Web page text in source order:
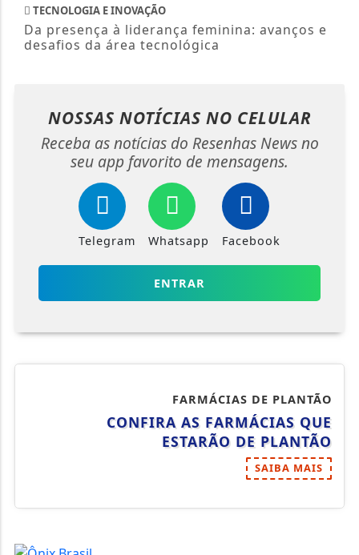
TECNOLOGIA E INOVAÇÃO
Da presença à liderança feminina: avanços e
desafios da área tecnológica
NOSSAS NOTÍCIAS NO CELULAR
Receba as notícias do Resenhas News no
seu app favorito de mensagens.
Telegram Whatsapp Facebook
ENTRAR
FARMÁCIAS DE PLANTÃO
CONFIRA AS FARMÁCIAS QUE
ESTARÃO DE PLANTÃO
SAIBA MAIS